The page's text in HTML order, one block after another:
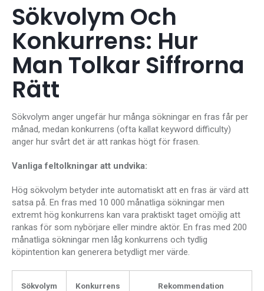
Sökvolym Och
Konkurrens: Hur
Man Tolkar Siffrorna
Rätt
Sökvolym anger ungefär hur många sökningar en fras får per
månad, medan konkurrens (ofta kallat keyword difficulty)
anger hur svårt det är att rankas högt för frasen.
Vanliga feltolkningar att undvika:
Hög sökvolym betyder inte automatiskt att en fras är värd att
satsa på. En fras med 10 000 månatliga sökningar men
extremt hög konkurrens kan vara praktiskt taget omöjlig att
rankas för som nybörjare eller mindre aktör. En fras med 200
månatliga sökningar men låg konkurrens och tydlig
köpintention kan generera betydligt mer värde.
Sökvolym Konkurrens Rekommendation